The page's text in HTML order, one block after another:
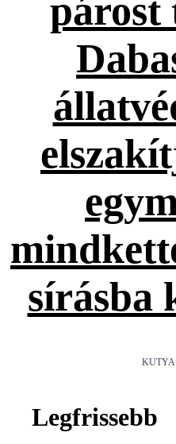
párost
sírásba
KUTYA
Legfrissebb